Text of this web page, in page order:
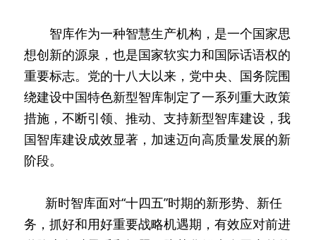
智库作为一种智慧生产机构，是一个国家思
想创新的源泉，也是国家软实力和国际话语权的
重要标志。党的十八大以来，党中央、国务院围
绕建设中国特色新型智库制定了一系列重大政策
措施，不断引领、推动、支持新型智库建设，我
国智库建设成效显著，加速迈向高质量发展的新
阶段。
务，抓好和用好重要战略机遇期，有效应对前进